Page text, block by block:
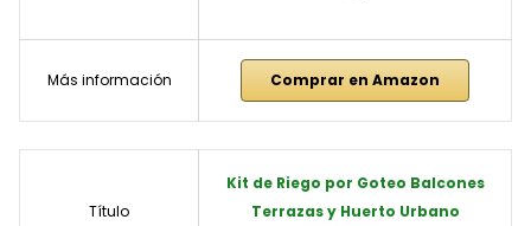
Más información Comprar en Amazon
Título
Kit de Riego por Goteo Balcones
Terrazas y Huerto Urbano